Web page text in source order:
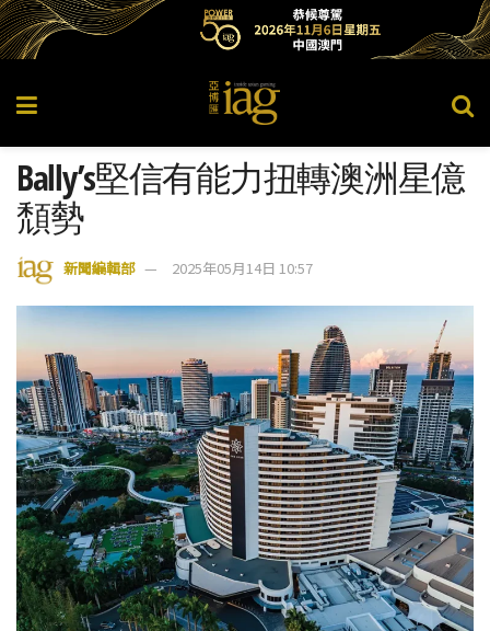
Bally’s堅信有能力扭轉澳洲星億
頹勢
新聞編輯部 2025年05月14日 10:57